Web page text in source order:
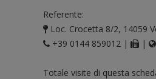
Referente:
Loc. Crocetta 8/2, 14059
+39 0144 859012 |
|
Totale visite di questa